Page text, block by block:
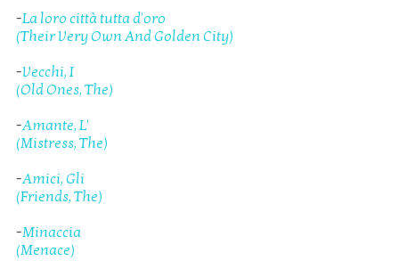
-La loro città tutta d'oro
(Their Very Own And Golden City)
-Vecchi, I
(Old Ones, The)
-Amante, L'
(Mistress, The)
-Amici, Gli
(Friends, The)
-Minaccia
(Menace)